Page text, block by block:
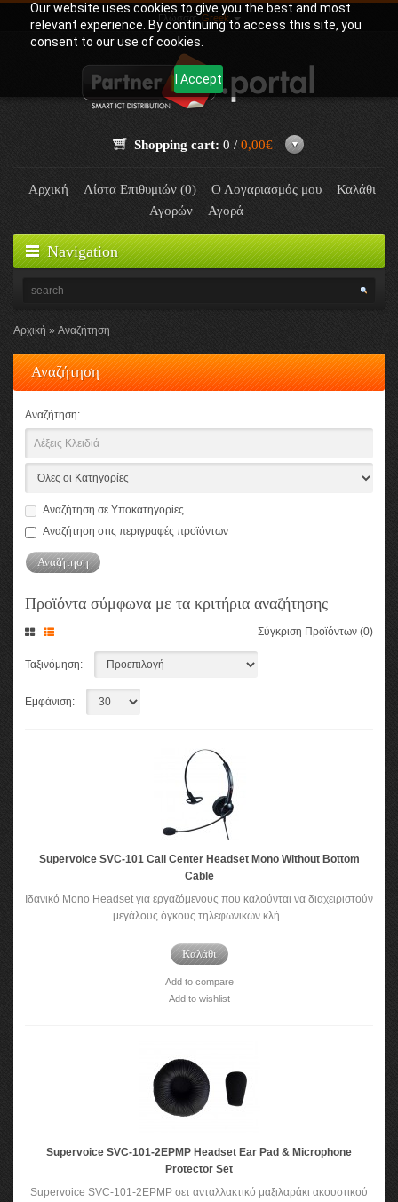
Our website uses cookies to give you the best and most
relevant experience. By continuing to access this site, you
consent to our use of cookies.
I Accept
Γλώσσα:Greek
Shopping cart: 0 / 0,00€
Αρχική Λίστα Επιθυμιών (0) Ο Λογαριασμός μου
Καλάθι
Αγορών
Αγορά
Navigation
Αρχική Αναζήτηση
Αναζήτηση
Αναζήτηση:
Αναζήτηση σε Υποκατηγορίες
Αναζήτηση στις περιγραφές προϊόντων
Προϊόντα σύμφωνα με τα κριτήρια αναζήτησης
Σύγκριση Προϊόντων (0)
Ταξινόμηση:
Εμφάνιση:
Supervoice SVC-101 Call Center Headset Mono Without Bottom
Cable
Ιδανικό Mono Headset για εργαζόμενους που καλούνται να διαχειριστούν
μεγάλους όγκους τηλεφωνικών κλή..
Καλάθι
Add to compare
Add to wishlist
Supervoice SVC-101-2EPMP Headset Ear Pad & Microphone
Protector Set
Supervoice SVC-101-2EPMP σετ ανταλλακτικό μαξιλαράκι ακουστικού